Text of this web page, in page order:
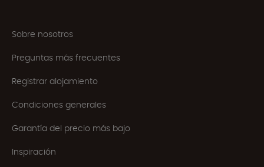
Sobre nosotros
Preguntas más frecuentes
Registrar alojamiento
Condiciones generales
Garantía del precio más bajo
Inspiración